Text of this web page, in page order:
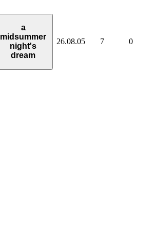
a
midsummer
night's
dream
26.08.05 7 0